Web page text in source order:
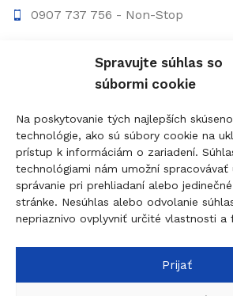
Spravujte súhlas so
súbormi cookie
Na poskytovanie tých najlepších
technológie, ako sú súbory cookie na
prístup k informáciám o zariadení.
technológiami nám umožní spracovávať
správanie pri prehliadaní alebo
stránke. Nesúhlas alebo odvolanie
nepriaznivo ovplyvniť určité vlastnosti a
Prijať
0907 737 756 - Non-Stop
info@figolock.sk
Kľúčová služba Komárno
Palatínova 20, 945 01 Komárno
0907 737 756 - Non Stop
0911 015 055 - 9:00-17:00
komarno@figolock.sk
© 2026figolock.skcreated by